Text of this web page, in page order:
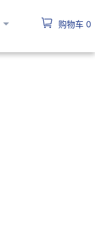
购物车 0